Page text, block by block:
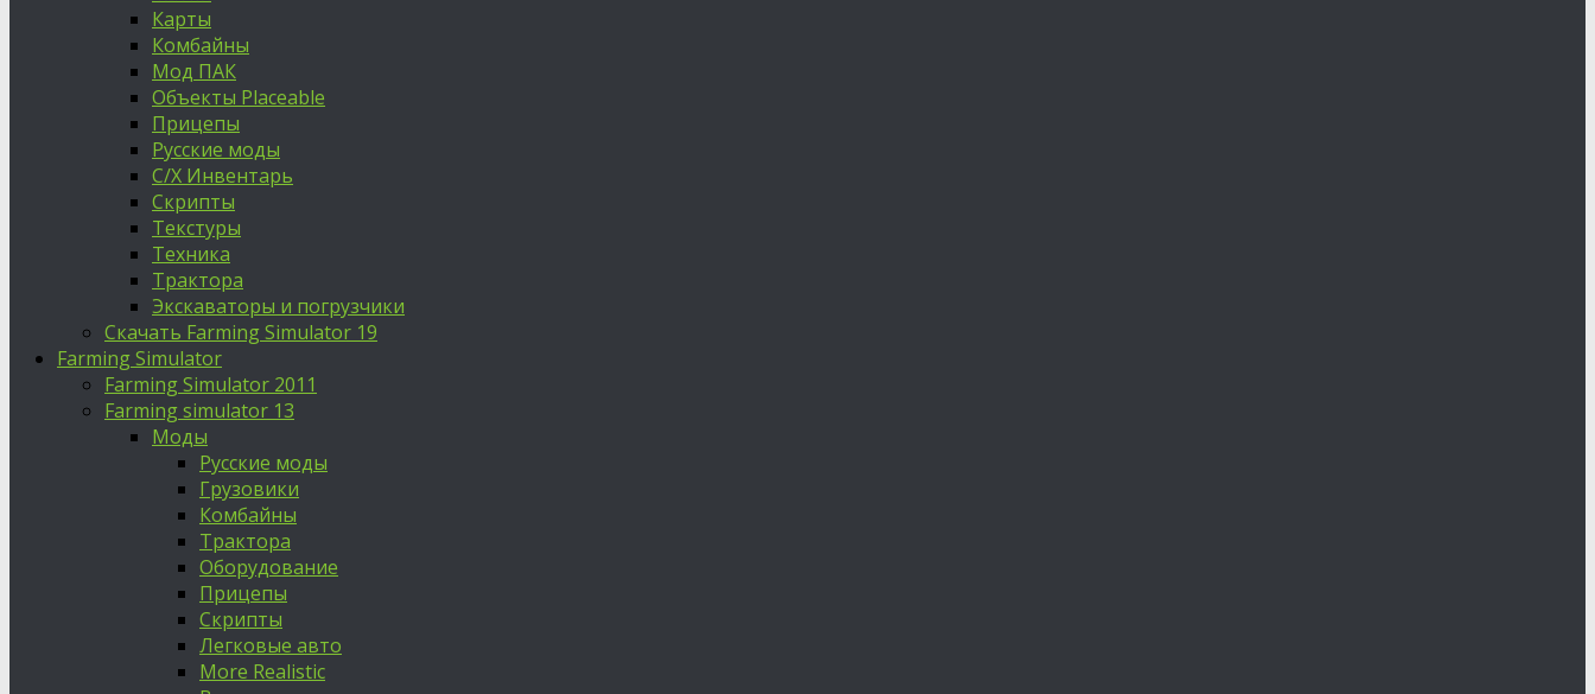
Карты
Комбайны
Мод ПАК
Объекты Placeable
Прицепы
Русские моды
С/Х Инвентарь
Скрипты
Текстуры
Техника
Трактора
Экскаваторы и погрузчики
Скачать Farming Simulator 19
Farming Simulator
Farming Simulator 2011
Farming simulator 13
Моды
Русские моды
Грузовики
Комбайны
Трактора
Оборудование
Прицепы
Скрипты
Легковые авто
More Realistic